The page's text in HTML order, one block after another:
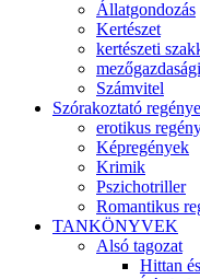
Állatgondozás
Kertészet
kertészeti
mezőgazdasági
Számvitel
Szórakoztató
erotikus
Képregények
Krimik
Pszichotriller
Romantikus
TANKÖNYVEK
Alsó tagozat
Hittan